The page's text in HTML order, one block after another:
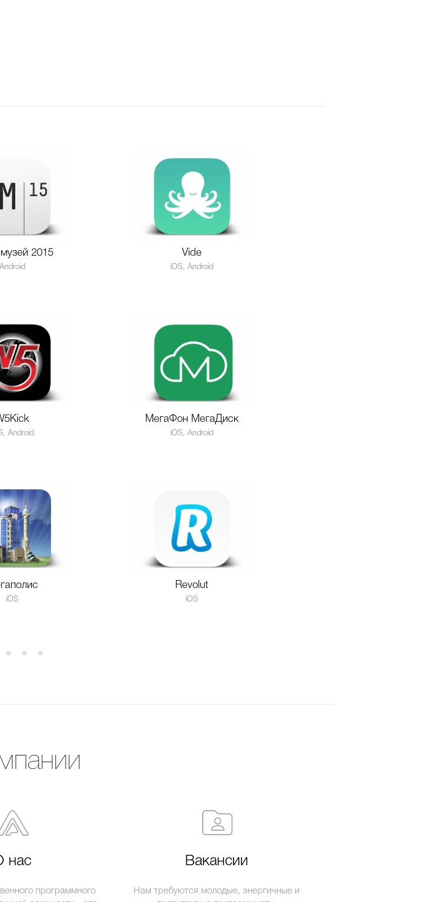
2015
Android
Vide
iOS, Android
Android
МегаФон МегаДиск
iOS, Android
iOS
Revolut
iOS
нас
программного
Вакансии
Нам требуются молодые, энергичные и